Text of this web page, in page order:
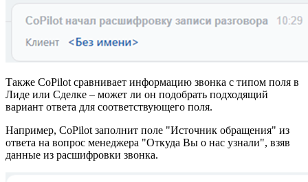
Также CoPilot сравнивает информацию звонка с типом поля в
Лиде или Сделке – может ли он подобрать подходящий
вариант ответа для соответствующего поля.
Например, CoPilot заполнит поле "Источник обращения" из
ответа на вопрос менеджера "Откуда Вы о нас узнали", взяв
данные из расшифровки звонка.